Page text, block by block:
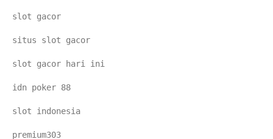
slot gacor
situs slot gacor
slot gacor hari ini
idn poker 88
slot indonesia
premium303